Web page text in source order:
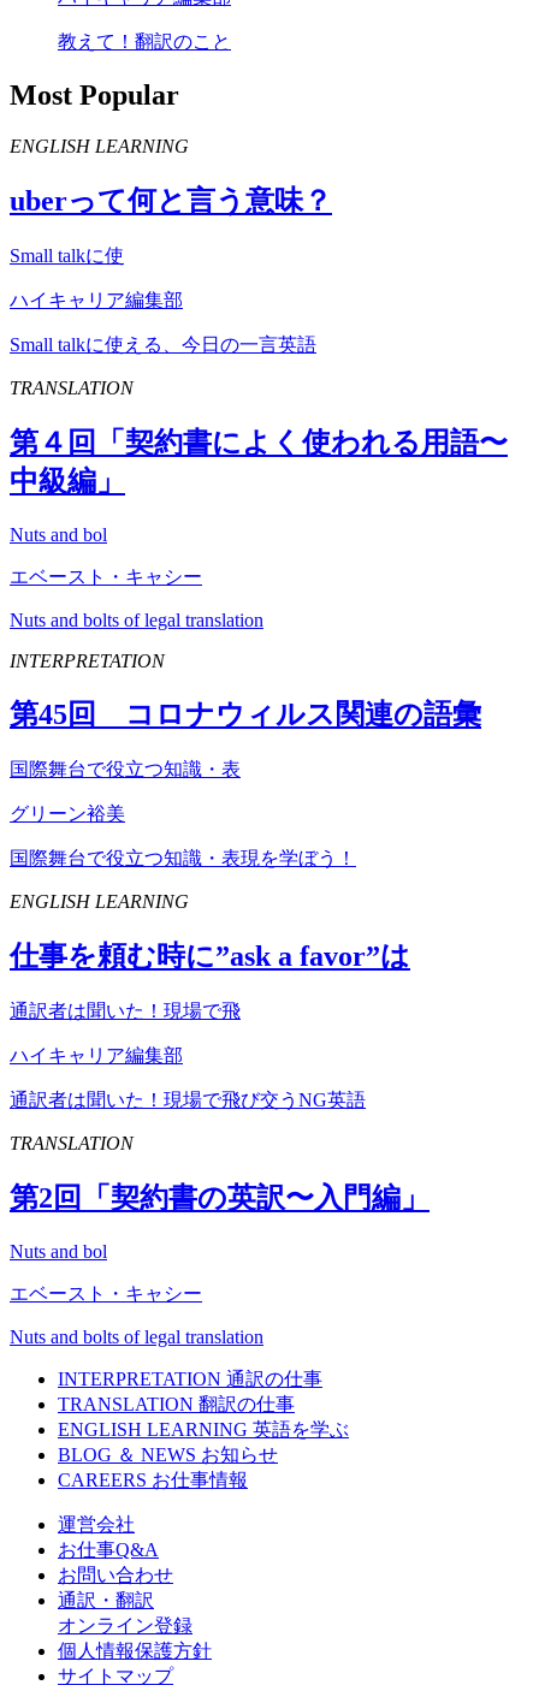
教えて！翻訳のこと
Most Popular
ENGLISH LEARNING
uberって何と言う意味？
Small talkに使
ハイキャリア編集部
Small talkに使える、今日の一言英語
TRANSLATION
第４回「契約書によく使われる用語〜
中級編」
Nuts and bol
エベースト・キャシー
Nuts and bolts of legal translation
INTERPRETATION
第45回 コロナウィルス関連の語彙
国際舞台で役立つ知識・表
グリーン裕美
国際舞台で役立つ知識・表現を学ぼう！
ENGLISH LEARNING
仕事を頼む時に”ask a favor”は
通訳者は聞いた！現場で飛
ハイキャリア編集部
通訳者は聞いた！現場で飛び交うNG英語
TRANSLATION
第2回「契約書の英訳〜入門編」
Nuts and bol
エベースト・キャシー
Nuts and bolts of legal translation
INTERPRETATION 通訳の仕事
TRANSLATION 翻訳の仕事
ENGLISH LEARNING 英語を学ぶ
BLOG ＆ NEWS お知らせ
CAREERS お仕事情報
運営会社
お仕事Q&A
お問い合わせ
通訳・翻訳
オンライン登録
個人情報保護方針
サイトマップ